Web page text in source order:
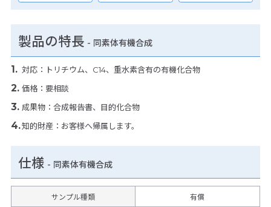
製品の特長 - 同素体有機合成
対応：トリチウム、C14、重水素含有の有機化合物
価格：要相談
成果物：合成報告書、目的化合物
知的財産：お客様へ帰属します。
仕様 - 同素体有機合成
サンプル種類 有償